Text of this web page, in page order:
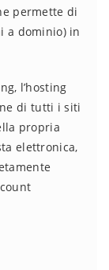
permette di
a dominio) in
l’hosting
di tutti i siti
propria
elettronica,